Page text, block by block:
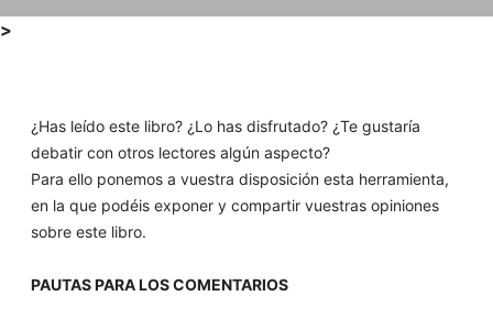
>
¿Has leído este libro? ¿Lo has disfrutado? ¿Te gustaría
debatir con otros lectores algún aspecto?
Para ello ponemos a vuestra disposición esta herramienta,
en la que podéis exponer y compartir vuestras opiniones
sobre este libro.
PAUTAS PARA LOS COMENTARIOS